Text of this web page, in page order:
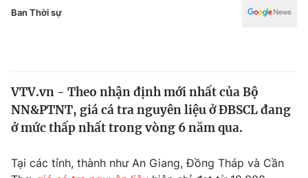
Thế giới
Kinh tế
Y tế
Ban Thời sự
VTV.vn - Theo nhận định mới nhất của Bộ
NN&PTNT, giá cá tra nguyên liệu ở ĐBSCL đang
ở mức thấp nhất trong vòng 6 năm qua.
Tại các tỉnh, thành như An Giang, Đồng Tháp và Cần